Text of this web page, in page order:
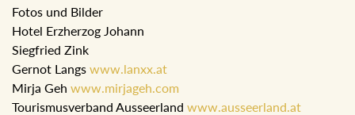
Fotos und Bilder
Hotel Erzherzog Johann
Siegfried Zink
Gernot Langs www.lanxx.at
Mirja Geh www.mirjageh.com
Tourismusverband Ausseerland www.ausseerland.at